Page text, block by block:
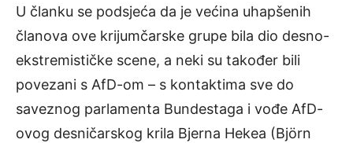
U članku se podsjeća da je većina uhapšenih
članova ove krijumčarske grupe bila dio desno-
ekstremističke scene, a neki su također bili
povezani s AfD-om – s kontaktima sve do
saveznog parlamenta Bundestaga i vođe AfD-
ovog desničarskog krila Bjerna Hekea (Björn